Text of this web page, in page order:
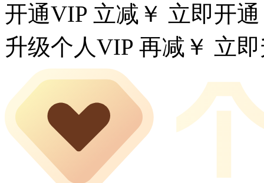
开通VIP 立减￥ 立即开通
升级个人VIP 再减￥ 立